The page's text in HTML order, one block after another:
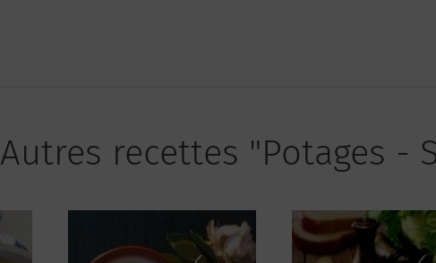
Autres recettes "Potages -